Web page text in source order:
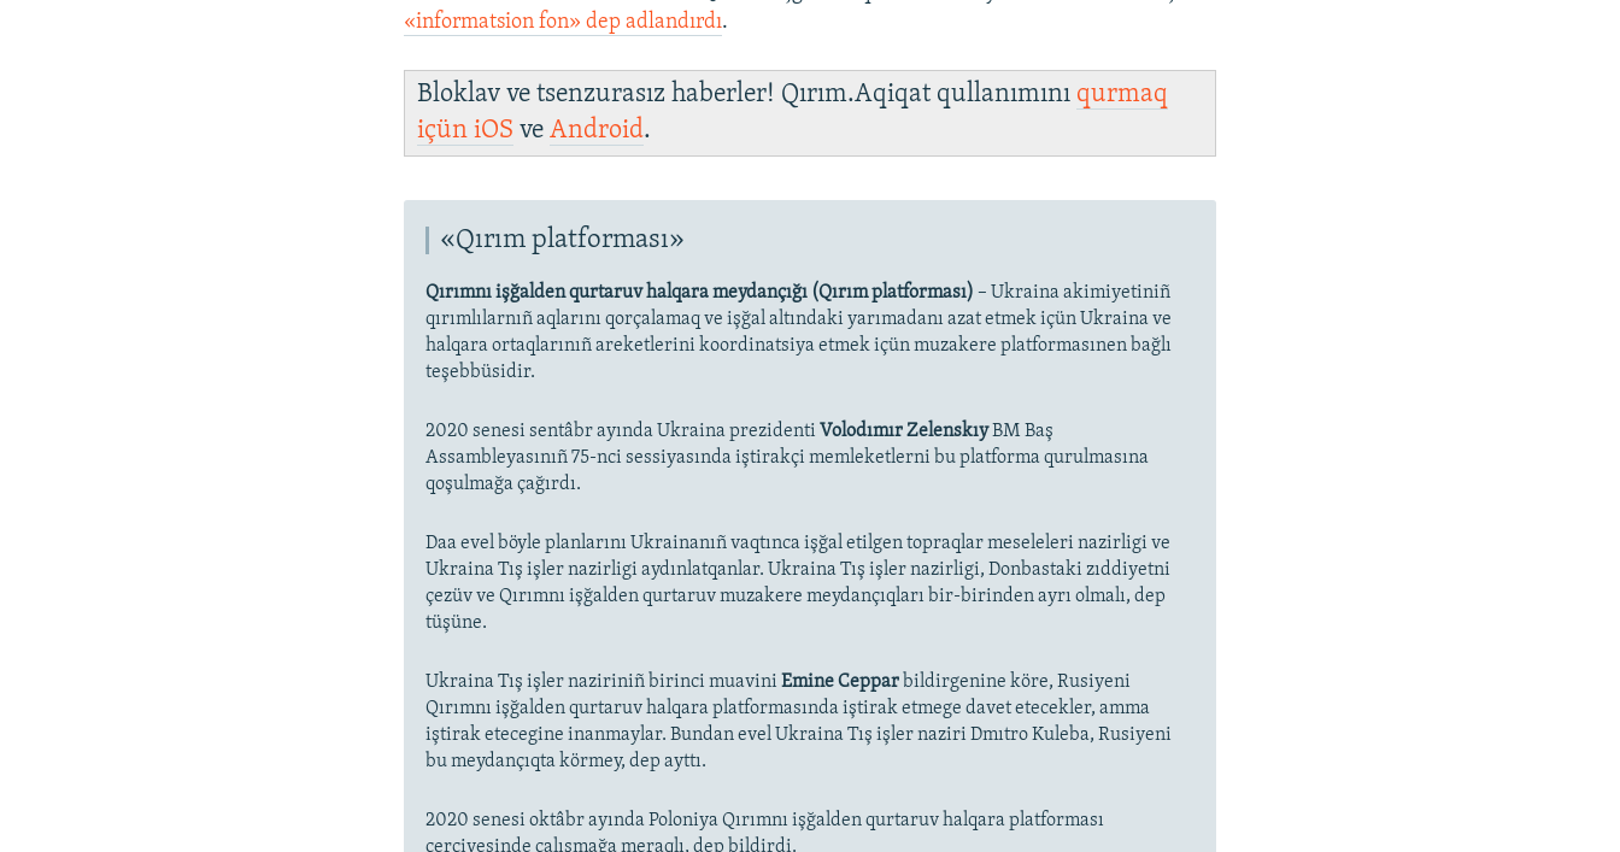
«informatsion fon» dep adlandırdı.
Bloklav ve tsenzurasız haberler! Qırım.Aqiqat qullanımını qurmaq
içüniOS veAndroid.
«Qırım platforması»
Qırımnı işğalden qurtaruv halqara meydançığı (Qırım platforması)– Ukraina akimiyetiniñ
qırımlılarnıñ aqlarını qorçalamaq ve işğal altındaki yarımadanı azat etmek içün Ukraina ve
halqara ortaqlarınıñ areketlerini koordinatsiya etmek içün muzakere platformasınen bağlı
teşebbüsidir.
2020 senesi sentâbr ayında Ukraina prezidenti Volodımır ZelenskıyBM Baş
Assambleyasınıñ 75-nci sessiyasında iştirakçi memleketlerni bu platforma qurulmasına
qoşulmağa çağırdı.
Daa evel böyle planlarını Ukrainanıñ vaqtınca işğal etilgen topraqlar meseleleri nazirligi ve
Ukraina Tış işler nazirligi aydınlatqanlar. Ukraina Tış işler nazirligi, Donbastaki zıddiyetni
çezüv ve Qırımnı işğalden qurtaruv muzakere meydançıqları bir-birinden ayrı olmalı, dep
tüşüne.
Ukraina Tış işler naziriniñ birinci muaviniEmine Ceppar bildirgenine köre, Rusiyeni
Qırımnı işğalden qurtaruv halqara platformasında iştirak etmege davet etecekler, amma
iştirak etecegine inanmaylar. Bundan evel Ukraina Tış işler naziri Dmıtro Kuleba, Rusiyeni
bu meydançıqta körmey, dep ayttı.
2020 senesi oktâbr ayında Poloniya Qırımnı işğalden qurtaruv halqara platforması
çerçivesinde çalışmağa meraqlı, dep bildirdi.